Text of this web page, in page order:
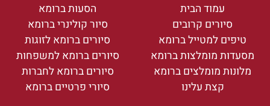
עמוד הבית
סיורים קרובים
טיפים למטייל ברומא
מסעדות מומלצות ברומא
מלונות מומלצים ברומא
קצת עלינו
הסעות ברומא
סיור קולינרי ברומא
סיורים ברומא לזוגות
סיורים ברומא למשפחות
סיורים ברומא לחברות
סיורי פרטיים ברומא